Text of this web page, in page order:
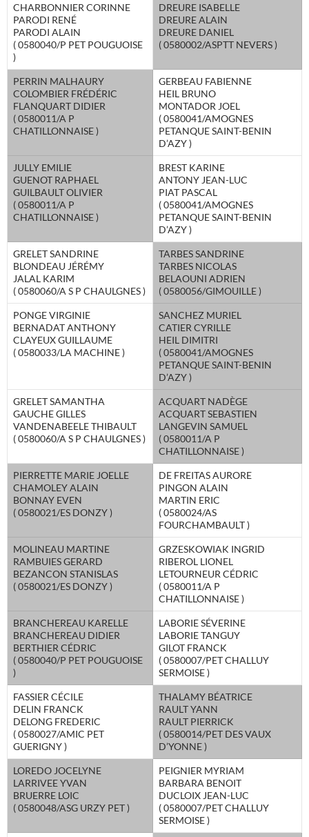
CHARBONNIER CORINNE
PARODI RENÉ
PARODI ALAIN
( 0580040/P PET POUGUOISE
)
DREURE ISABELLE
DREURE ALAIN
DREURE DANIEL
( 0580002/ASPTT NEVERS )
PERRIN MALHAURY
COLOMBIER FRÉDÉRIC
FLANQUART DIDIER
( 0580011/A P
CHATILLONNAISE )
GERBEAU FABIENNE
HEIL BRUNO
MONTADOR JOEL
( 0580041/AMOGNES
PETANQUE SAINT-BENIN
D’AZY )
JULLY EMILIE
GUENOT RAPHAEL
GUILBAULT OLIVIER
( 0580011/A P
CHATILLONNAISE )
BREST KARINE
ANTONY JEAN-LUC
PIAT PASCAL
( 0580041/AMOGNES
PETANQUE SAINT-BENIN
D’AZY )
GRELET SANDRINE
BLONDEAU JÉRÉMY
JALAL KARIM
( 0580060/A S P CHAULGNES )
TARBES SANDRINE
TARBES NICOLAS
BELAOUNI ADRIEN
( 0580056/GIMOUILLE )
PONGE VIRGINIE
BERNADAT ANTHONY
CLAYEUX GUILLAUME
( 0580033/LA MACHINE )
SANCHEZ MURIEL
CATIER CYRILLE
HEIL DIMITRI
( 0580041/AMOGNES
PETANQUE SAINT-BENIN
D’AZY )
GRELET SAMANTHA
GAUCHE GILLES
VANDENABEELE THIBAULT
( 0580060/A S P CHAULGNES )
ACQUART NADÈGE
ACQUART SEBASTIEN
LANGEVIN SAMUEL
( 0580011/A P
CHATILLONNAISE )
PIERRETTE MARIE JOELLE
CHAMOLEY ALAIN
BONNAY EVEN
( 0580021/ES DONZY )
DE FREITAS AURORE
PINGON ALAIN
MARTIN ERIC
( 0580024/AS
FOURCHAMBAULT )
MOLINEAU MARTINE
RAMBUIES GERARD
BEZANCON STANISLAS
( 0580021/ES DONZY )
GRZESKOWIAK INGRID
RIBEROL LIONEL
LETOURNEUR CÉDRIC
( 0580011/A P
CHATILLONNAISE )
BRANCHEREAU KARELLE
BRANCHEREAU DIDIER
BERTHIER CÉDRIC
( 0580040/P PET POUGUOISE
)
LABORIE SÉVERINE
LABORIE TANGUY
GILOT FRANCK
( 0580007/PET CHALLUY
SERMOISE )
FASSIER CÉCILE
DELIN FRANCK
DELONG FREDERIC
( 0580027/AMIC PET
GUERIGNY )
THALAMY BÉATRICE
RAULT YANN
RAULT PIERRICK
( 0580014/PET DES VAUX
D’YONNE )
LOREDO JOCELYNE
LARRIVEE YVAN
BRUERRE LOIC
( 0580048/ASG URZY PET )
PEIGNIER MYRIAM
BARBARA BENOIT
DUCLOIX JEAN-LUC
( 0580007/PET CHALLUY
SERMOISE )